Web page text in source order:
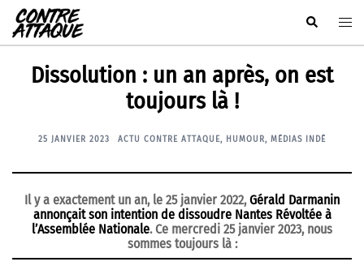
Aller
au
contenu
Rechercher
Dissolution : un an après, on est
toujours là !
25 JANVIER 2023 ACTU CONTRE ATTAQUE, HUMOUR, MÉDIAS INDÉ
Il y a exactement un an, le 25 janvier 2022,Gérald Darmanin
annonçait son intention de dissoudre Nantes Révoltée à
l’Assemblée Nationale. Ce mercredi 25 janvier 2023, nous
sommes toujours là :